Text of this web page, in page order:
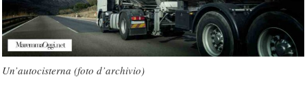
Un’autocisterna (foto d’archivio)